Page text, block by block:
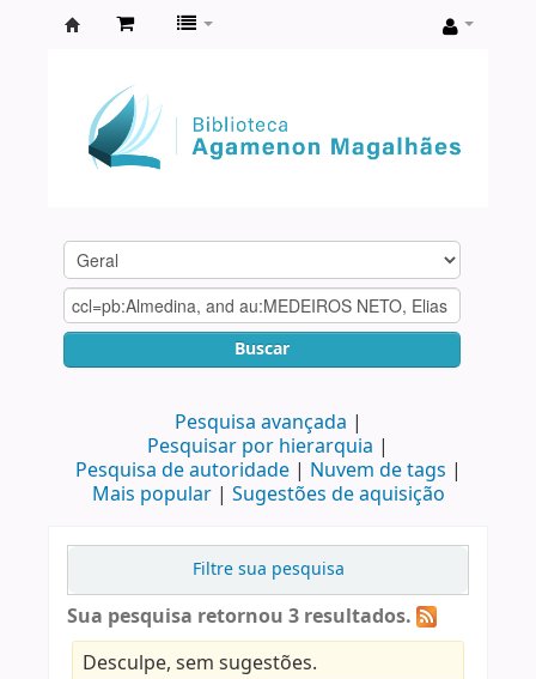
Agamenon
Magalhães
Buscar
Pesquisa avançada
Pesquisar por hierarquia
Pesquisa de autoridade
Nuvem de tags
Mais popular
Sugestões de aquisição
Filtre sua pesquisa
Sua pesquisa retornou 3 resultados.
Desculpe, sem sugestões.